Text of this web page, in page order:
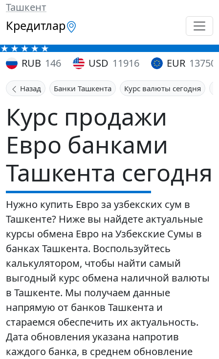
Ташкент
Кредитлар
RUB 146 USD 11916 EUR 13750
Назад Банки Ташкента Курс валюты сегодня
Курс продажи
Евро банками
Ташкента сегодня
Нужно купить Евро за узбекских сум в
Ташкенте? Ниже вы найдете актуальные
курсы обмена Евро на Узбекские Сумы в
банках Ташкента. Воспользуйтесь
калькулятором, чтобы найти самый
выгодный курс обмена наличной валюты
в Ташкенте. Мы получаем данные
напрямую от банков Ташкента и
стараемся обеспечить их актуальность.
Дата обновления указана напротив
каждого банка, в среднем обновление